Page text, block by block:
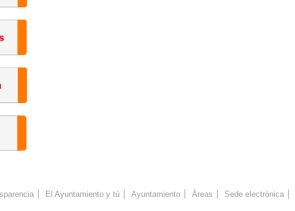
El Ayuntamiento y tú Ayuntamiento Áreas Sede electrónica